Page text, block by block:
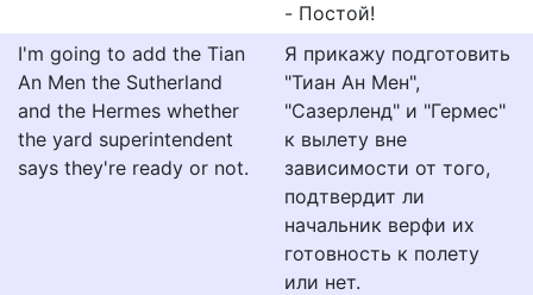
- Постой!
I'm going to add the Tian
An Men the Sutherland
and the Hermes whether
the yard superintendent
says they're ready or not.
Я прикажу подготовить
"Тиан Ан Мен",
"Сазерленд" и "Гермес"
к вылету вне
зависимости от того,
подтвердит ли
начальник верфи их
готовность к полету
или нет.